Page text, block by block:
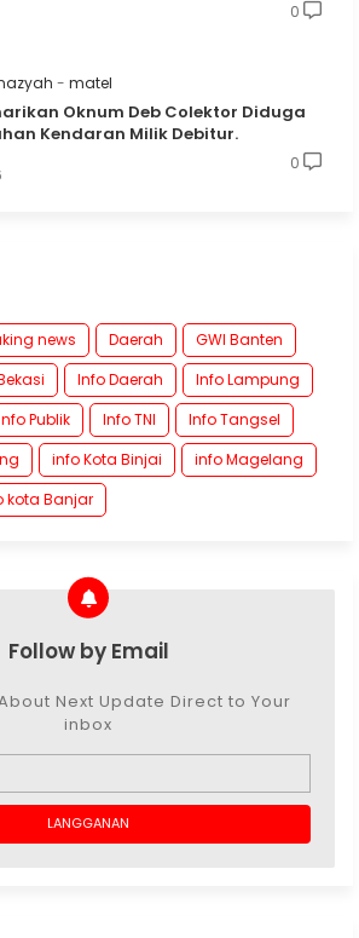
0
matel
Oknum Deb Colektor Diduga
Kendaran Milik Debitur.
0
news Daerah
GWI Banten
Info Daerah
Info Lampung
Publik Info TNI
Info Tangsel
info Kota Binjai
info Magelang
kota Banjar
Follow by Email
Next Update Direct to Your
inbox